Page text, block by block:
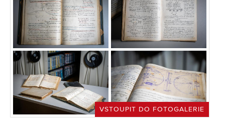
VSTOUPIT DO FOTOGALERIE